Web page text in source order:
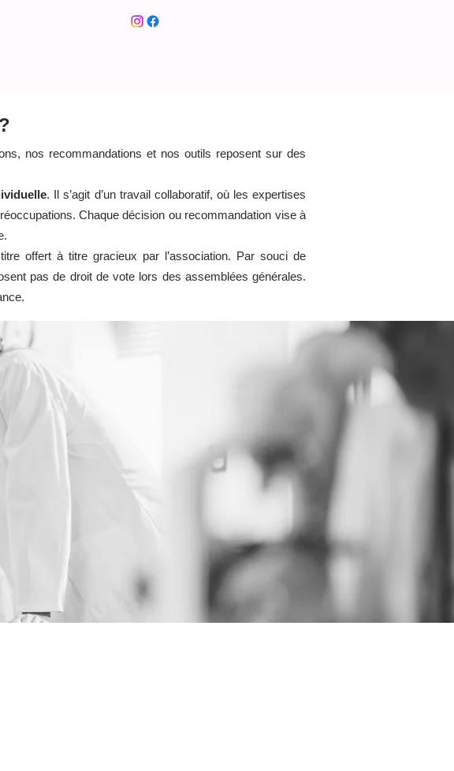
nos recommandations et nos outils reposent sur des
. Il s’agit d’un travail collaboratif, où les expertises
Chaque décision ou recommandation vise à
offert à titre gracieux par l’association. Par souci de
pas de droit de vote lors des assemblées générales.